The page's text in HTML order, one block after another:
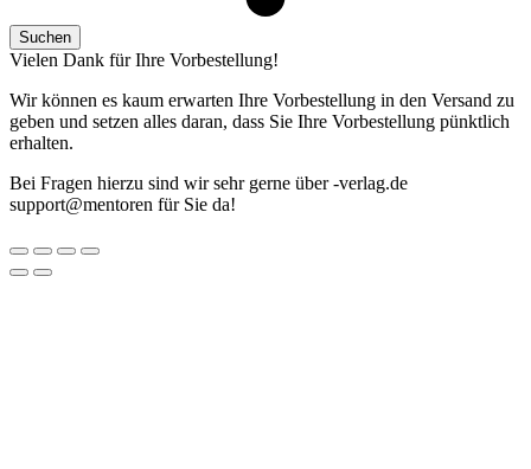
Suchen
Vielen Dank für Ihre Vorbestellung!
Wir können es kaum erwarten Ihre Vorbestellung in den Versand zu
geben und setzen alles daran, dass Sie Ihre Vorbestellung pünktlich
erhalten.
Bei Fragen hierzu sind wir sehr gerne übered.galrev-
nerotnem
@troppus für Sie da!